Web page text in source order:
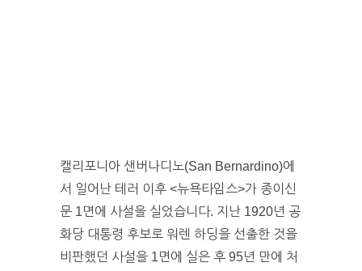
캘리포니아 샌버나디노(San Bernardino)에
서 일어난 테러 이후 <뉴욕타임스>가 종이신
문 1면에 사설을 실었습니다. 지난 1920년 공
화당 대통령 후보로 워렌 하딩을 선출한 것을
비판했던 사설을 1면에 실은 후 95년 만에 처